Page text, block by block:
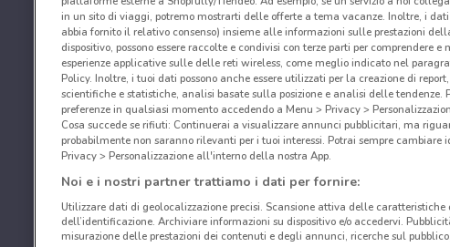
in un sito di viaggi, potremo mostrarti delle offerte a tema vacanze. Inoltre, i
abbia fornito il relativo consenso) insieme alle informazioni sulle prestazioni
dispositivo, possono essere raccolte e condivisi con terze parti per comprendere
esperienze applicative sulle delle reti wireless, come meglio indicato nel
Policy. Inoltre, i tuoi dati possono anche essere utilizzati per la creazione di
scientifiche e statistiche, analisi basate sulla posizione e analisi delle tendenze.
preferenze in qualsiasi momento accedendo a Menu > Privacy >
Cosa succede se rifiuti: Continuerai a visualizzare annunci pubblicitari, ma
probabilmente non saranno rilevanti per i tuoi interessi. Potrai sempre cambiare
Privacy > Personalizzazione all'interno della nostra App.
Noi e i nostri partner trattiamo i dati per fornire:
Utilizzare dati di geolocalizzazione precisi. Scansione attiva delle caratteristiche
dell’identificazione. Archiviare informazioni su dispositivo e/o accedervi.
misurazione delle prestazioni dei contenuti e degli annunci, ricerche sul